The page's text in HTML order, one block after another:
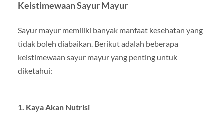
Keistimewaan Sayur Mayur
Sayur mayur memiliki banyak manfaat kesehatan yang
tidak boleh diabaikan. Berikut adalah beberapa
keistimewaan sayur mayur yang penting untuk
diketahui:
1. Kaya Akan Nutrisi